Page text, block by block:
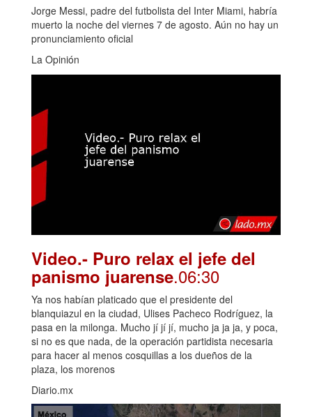
Jorge Messi, padre del futbolista del Inter Miami, habría
muerto la noche del viernes 7 de agosto. Aún no hay un
pronunciamiento oficial
La Opinión
Video.- Puro relax el jefe del
panismo juarense.06:30
Ya nos habían platicado que el presidente del
blanquiazul en la ciudad, Ulises Pacheco Rodríguez, la
pasa en la milonga. Mucho jí jí jí, mucho ja ja ja, y poca,
si no es que nada, de la operación partidista necesaria
para hacer al menos cosquillas a los dueños de la
plaza, los morenos
Diario.mx